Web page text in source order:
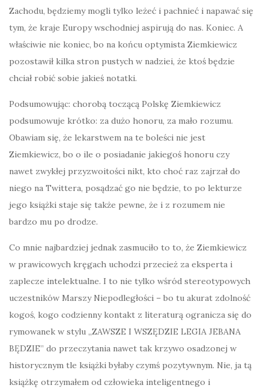
Zachodu, będziemy mogli tylko leżeć i pachnieć i napawać się
tym, że kraje Europy wschodniej aspirują do nas. Koniec. A
właściwie nie koniec, bo na końcu optymista Ziemkiewicz
pozostawił kilka stron pustych w nadziei, że ktoś będzie
chciał robić sobie jakieś notatki.
Podsumowując: chorobą toczącą Polskę Ziemkiewicz
podsumowuje krótko: za dużo honoru, za mało rozumu.
Obawiam się, że lekarstwem na te boleści nie jest
Ziemkiewicz, bo o ile o posiadanie jakiegoś honoru czy
nawet zwykłej przyzwoitości nikt, kto choć raz zajrzał do
niego na Twittera, posądzać go nie będzie, to po lekturze
jego książki staje się także pewne, że i z rozumem nie
bardzo mu po drodze.
Co mnie najbardziej jednak zasmuciło to to, że Ziemkiewicz
w prawicowych kręgach uchodzi przecież za eksperta i
zaplecze intelektualne. I to nie tylko wśród stereotypowych
uczestników Marszy Niepodległości – bo tu akurat zdolność
kogoś, kogo codzienny kontakt z literaturą ogranicza się do
rymowanek w stylu „ZAWSZE I WSZĘDZIE LEGIA JEBANA
BĘDZIE” do przeczytania nawet tak krzywo osadzonej w
historycznym tle książki byłaby czymś pozytywnym. Nie, ja tą
książkę otrzymałem od człowieka inteligentnego i